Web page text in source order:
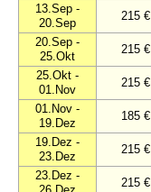
13.Sep -
20.Sep
215 €
20.Sep -
25.Okt
215 €
25.Okt -
01.Nov
215 €
01.Nov -
19.Dez
185 €
19.Dez -
23.Dez
215 €
23.Dez -
215 €